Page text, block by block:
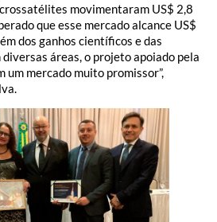
movimentaram US$ 2,8
que esse mercado alcance US$
dos ganhos científicos e das
áreas, o projeto apoiado pela
um mercado muito promissor”,